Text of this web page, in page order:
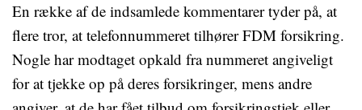
En række af de indsamlede kommentarer tyder på, at
flere tror, at telefonnummeret tilhører FDM forsikring.
Nogle har modtaget opkald fra nummeret angiveligt
for at tjekke op på deres forsikringer, mens andre